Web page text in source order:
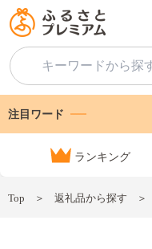
注目ワード
ランキング
Top 返礼品から探す